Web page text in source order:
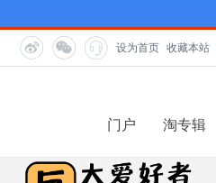
设为首页 收藏本站
门户 淘专辑